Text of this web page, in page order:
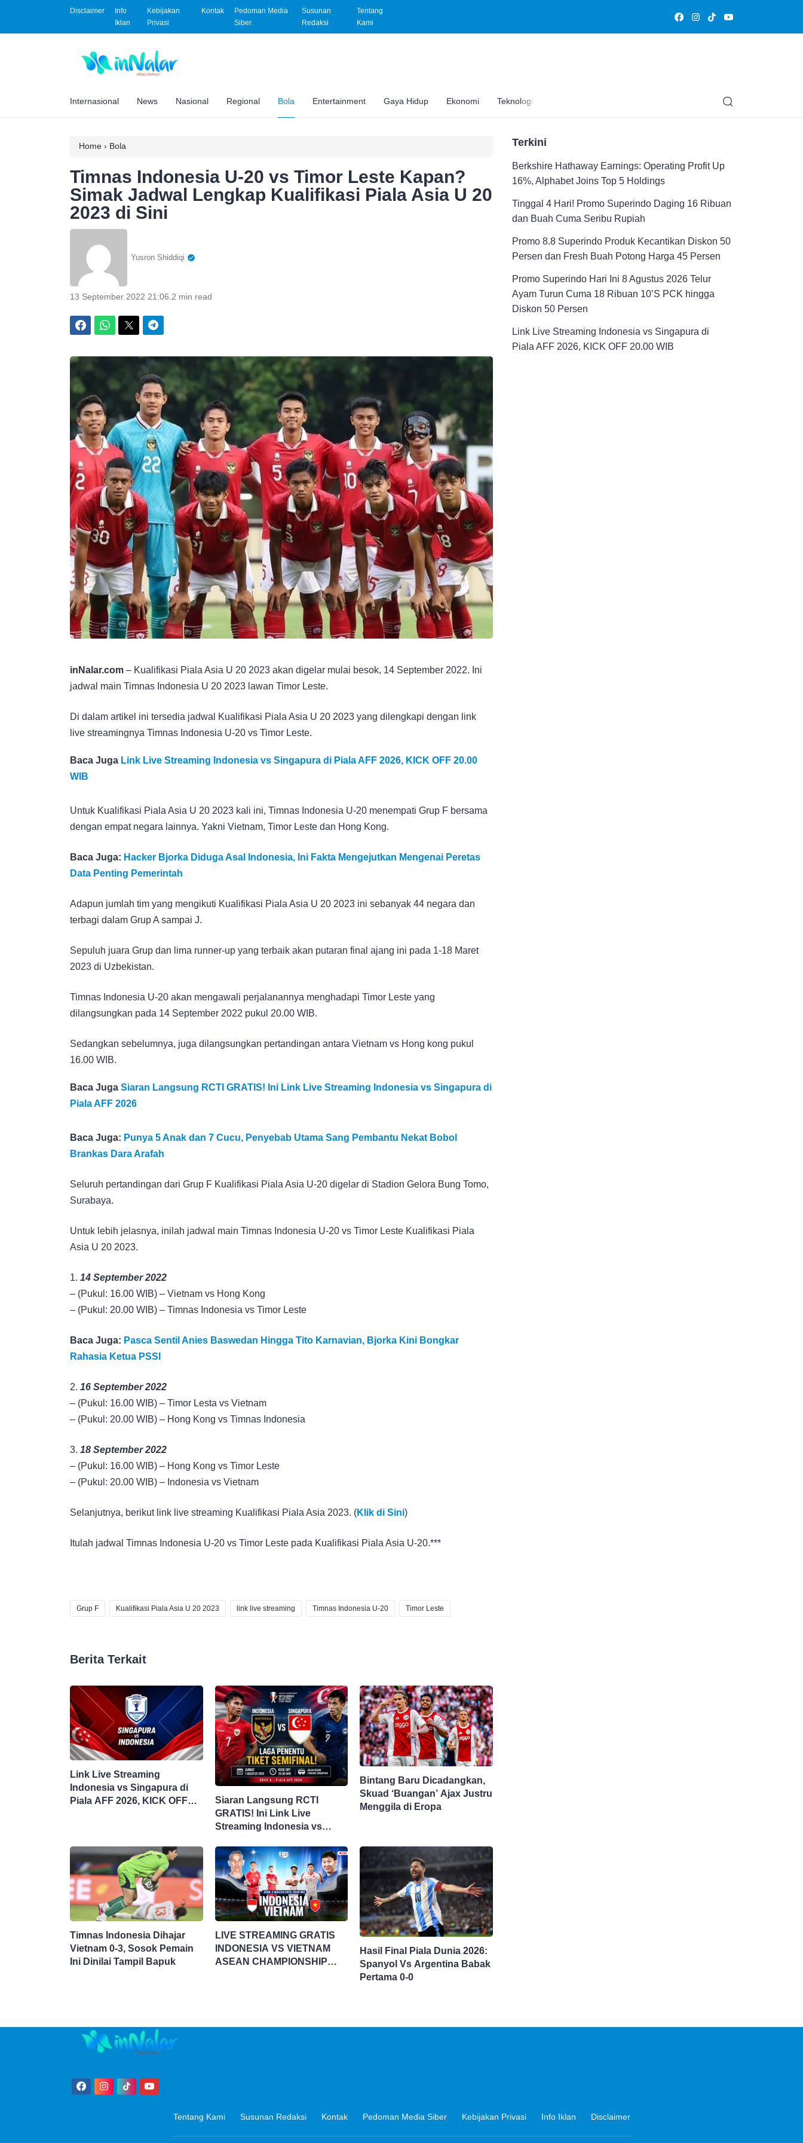
Disclaimer
Info
Iklan
Kebijakan
Privasi
Kontak
Pedoman Media
Siber
Susunan
Redaksi
Tentang
Kami
Internasional News Nasional Regional Bola Entertainment Gaya Hidup Ekonomi Teknologi Edukasi
Home › Bola
Timnas Indonesia U-20 vs Timor Leste Kapan?
Simak Jadwal Lengkap Kualifikasi Piala Asia U 20
2023 di Sini
Yusron Shiddiqi
13 September 2022 21:06 2 min read
inNalar.com – Kualifikasi Piala Asia U 20 2023 akan digelar mulai besok, 14 September 2022. Ini
jadwal main Timnas Indonesia U 20 2023 lawan Timor Leste.
Di dalam artikel ini tersedia jadwal Kualifikasi Piala Asia U 20 2023 yang dilengkapi dengan link
live streamingnya Timnas Indonesia U-20 vs Timor Leste.
Baca Juga Link Live Streaming Indonesia vs Singapura di Piala AFF 2026, KICK OFF 20.00
WIB
Untuk Kualifikasi Piala Asia U 20 2023 kali ini, Timnas Indonesia U-20 menempati Grup F bersama
dengan empat negara lainnya. Yakni Vietnam, Timor Leste dan Hong Kong.
Baca Juga: Hacker Bjorka Diduga Asal Indonesia, Ini Fakta Mengejutkan Mengenai Peretas
Data Penting Pemerintah
Adapun jumlah tim yang mengikuti Kualifikasi Piala Asia U 20 2023 ini sebanyak 44 negara dan
terbagi dalam Grup A sampai J.
Sepuluh juara Grup dan lima runner-up yang terbaik akan putaran final ajang ini pada 1-18 Maret
2023 di Uzbekistan.
Timnas Indonesia U-20 akan mengawali perjalanannya menghadapi Timor Leste yang
dilangsungkan pada 14 September 2022 pukul 20.00 WIB.
Sedangkan sebelumnya, juga dilangsungkan pertandingan antara Vietnam vs Hong kong pukul
16.00 WIB.
Baca Juga Siaran Langsung RCTI GRATIS! Ini Link Live Streaming Indonesia vs Singapura di
Piala AFF 2026
Baca Juga: Punya 5 Anak dan 7 Cucu, Penyebab Utama Sang Pembantu Nekat Bobol
Brankas Dara Arafah
Seluruh pertandingan dari Grup F Kualifikasi Piala Asia U-20 digelar di Stadion Gelora Bung Tomo,
Surabaya.
Untuk lebih jelasnya, inilah jadwal main Timnas Indonesia U-20 vs Timor Leste Kualifikasi Piala
Asia U 20 2023.
1. 14 September 2022
– (Pukul: 16.00 WIB) – Vietnam vs Hong Kong
– (Pukul: 20.00 WIB) – Timnas Indonesia vs Timor Leste
Baca Juga: Pasca Sentil Anies Baswedan Hingga Tito Karnavian, Bjorka Kini Bongkar
Rahasia Ketua PSSI
2. 16 September 2022
– (Pukul: 16.00 WIB) – Timor Lesta vs Vietnam
– (Pukul: 20.00 WIB) – Hong Kong vs Timnas Indonesia
3. 18 September 2022
– (Pukul: 16.00 WIB) – Hong Kong vs Timor Leste
– (Pukul: 20.00 WIB) – Indonesia vs Vietnam
Selanjutnya, berikut link live streaming Kualifikasi Piala Asia 2023. (Klik di Sini)
Itulah jadwal Timnas Indonesia U-20 vs Timor Leste pada Kualifikasi Piala Asia U-20.***
Grup F Kualifikasi Piala Asia U 20 2023 link live streaming Timnas Indonesia U-20 Timor Leste
Berita Terkait
Link Live Streaming
Indonesia vs Singapura di
Piala AFF 2026, KICK OFF
Siaran Langsung RCTI
GRATIS! Ini Link Live
Streaming Indonesia vs
Bintang Baru Dicadangkan,
Skuad ‘Buangan’ Ajax Justru
Menggila di Eropa
Timnas Indonesia Dihajar
Vietnam 0-3, Sosok Pemain
Ini Dinilai Tampil Bapuk
LIVE STREAMING GRATIS
INDONESIA VS VIETNAM
ASEAN CHAMPIONSHIP
Hasil Final Piala Dunia 2026:
Spanyol Vs Argentina Babak
Pertama 0-0
Terkini
Berkshire Hathaway Earnings: Operating Profit Up
16%, Alphabet Joins Top 5 Holdings
Tinggal 4 Hari! Promo Superindo Daging 16 Ribuan
dan Buah Cuma Seribu Rupiah
Promo 8.8 Superindo Produk Kecantikan Diskon 50
Persen dan Fresh Buah Potong Harga 45 Persen
Promo Superindo Hari Ini 8 Agustus 2026 Telur
Ayam Turun Cuma 18 Ribuan 10’S PCK hingga
Diskon 50 Persen
Link Live Streaming Indonesia vs Singapura di
Piala AFF 2026, KICK OFF 20.00 WIB
Tentang Kami Susunan Redaksi Kontak Pedoman Media Siber Kebijakan Privasi Info Iklan Disclaimer